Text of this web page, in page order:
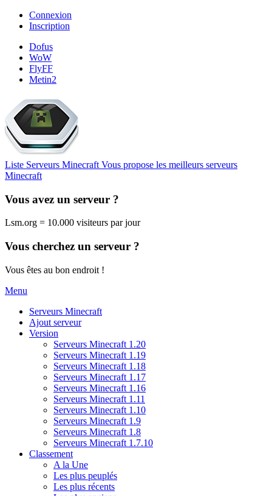
Connexion
Inscription
Dofus
WoW
FlyFF
Metin2
Liste Serveurs Minecraft Vous propose les meilleurs serveurs
Minecraft
Vous avez un serveur ?
Lsm.org = 10.000 visiteurs par jour
Vous cherchez un serveur ?
Vous êtes au bon endroit !
Menu
Serveurs Minecraft
Ajout serveur
Version
Serveurs Minecraft 1.20
Serveurs Minecraft 1.19
Serveurs Minecraft 1.18
Serveurs Minecraft 1.17
Serveurs Minecraft 1.16
Serveurs Minecraft 1.11
Serveurs Minecraft 1.10
Serveurs Minecraft 1.9
Serveurs Minecraft 1.8
Serveurs Minecraft 1.7.10
Classement
A la Une
Les plus peuplés
Les plus récents